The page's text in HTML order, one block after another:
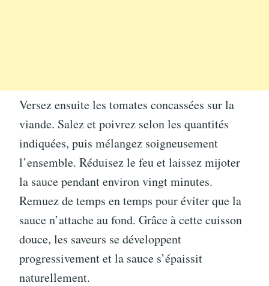
Versez ensuite les tomates concassées sur la
viande. Salez et poivrez selon les quantités
indiquées, puis mélangez soigneusement
l’ensemble. Réduisez le feu et laissez mijoter
la sauce pendant environ vingt minutes.
Remuez de temps en temps pour éviter que la
sauce n’attache au fond. Grâce à cette cuisson
douce, les saveurs se développent
progressivement et la sauce s’épaissit
naturellement.